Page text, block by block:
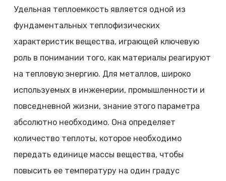
Удельная теплоемкость является одной из
фундаментальных теплофизических
характеристик вещества, играющей ключевую
роль в понимании того, как материалы реагируют
на тепловую энергию. Для металлов, широко
используемых в инженерии, промышленности и
повседневной жизни, знание этого параметра
абсолютно необходимо. Она определяет
количество теплоты, которое необходимо
передать единице массы вещества, чтобы
повысить ее температуру на один градус